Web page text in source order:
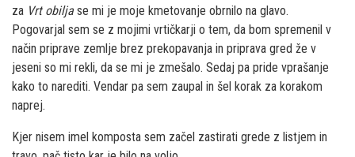
za Vrt obiljase mi je moje kmetovanje obrnilo na glavo.
Pogovarjal sem se z mojimi vrtičkarji o tem, da bom spremenil v
način priprave zemlje brez prekopavanja in priprava gred že v
jeseni so mi rekli, da se mi je zmešalo. Sedaj pa pride vprašanje
kako to narediti. Vendar pa sem zaupal in šel korak za korakom
naprej.
Kjer nisem imel komposta sem začel zastirati grede z listjem in